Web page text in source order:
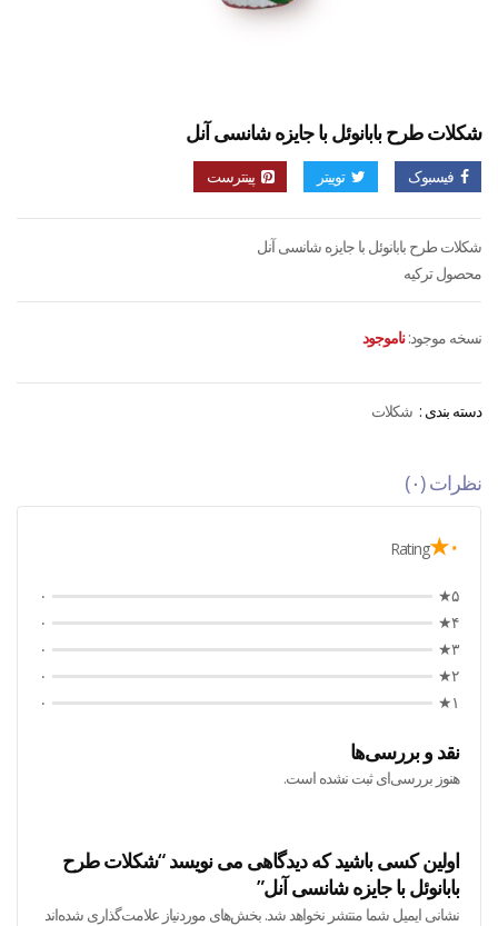
شکلات طرح بابانوئل با جایزه شانسی آنل
فیسبوک توییتر پینترست
شکلات طرح بابانوئل با جایزه شانسی آنل
محصول ترکیه
نسخه موجود: ناموجود
دسته بندی : شکلات
نظرات (۰)
۰★ Rating
۵★
۰
۴★
۰
۳★
۰
۲★
۰
۱★
۰
نقد و بررسی‌ها
هنوز بررسی‌ای ثبت نشده است.
اولین کسی باشید که دیدگاهی می نویسد “شکلات طرح
بابانوئل با جایزه شانسی آنل”
نشانی ایمیل شما منتشر نخواهد شد. بخش‌های موردنیاز علامت‌گذاری شده‌اند